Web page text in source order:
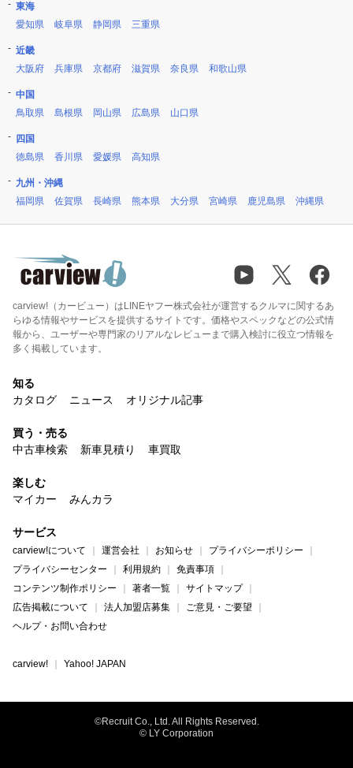
東海
愛知県
岐阜県 静岡県 三重県
近畿
大阪府
兵庫県 京都府 滋賀県 奈良県 和歌山県
中国
鳥取県
島根県 岡山県 広島県 山口県
四国
徳島県
香川県 愛媛県 高知県
九州・沖縄
福岡県
佐賀県 長崎県 熊本県 大分県 宮崎県 鹿児島県 沖縄県
carview!（カービュー）はLINEヤフー株式会社が運営するクルマに関するあ
らゆる情報やサービスを提供するサイトです。価格やスペックなどの公式情
報から、ユーザーや専門家のリアルなレビューまで購入検討に役立つ情報を
多く掲載しています。
知る
カタログ
ニュース オリジナル記事
買う・売る
中古車検索
新車見積り 車買取
楽しむ
マイカー
みんカラ
サービス
carview!について 運営会社 お知らせ
プライバシーポリシー
プライバシーセンター
利用規約
免責事項
コンテンツ制作ポリシー
著者一覧
サイトマップ
広告掲載について
法人加盟店募集
ご意見・ご要望
ヘルプ・お問い合わせ
carview! Yahoo! JAPAN
©Recruit Co., Ltd. All Rights Reserved.
© LY Corporation